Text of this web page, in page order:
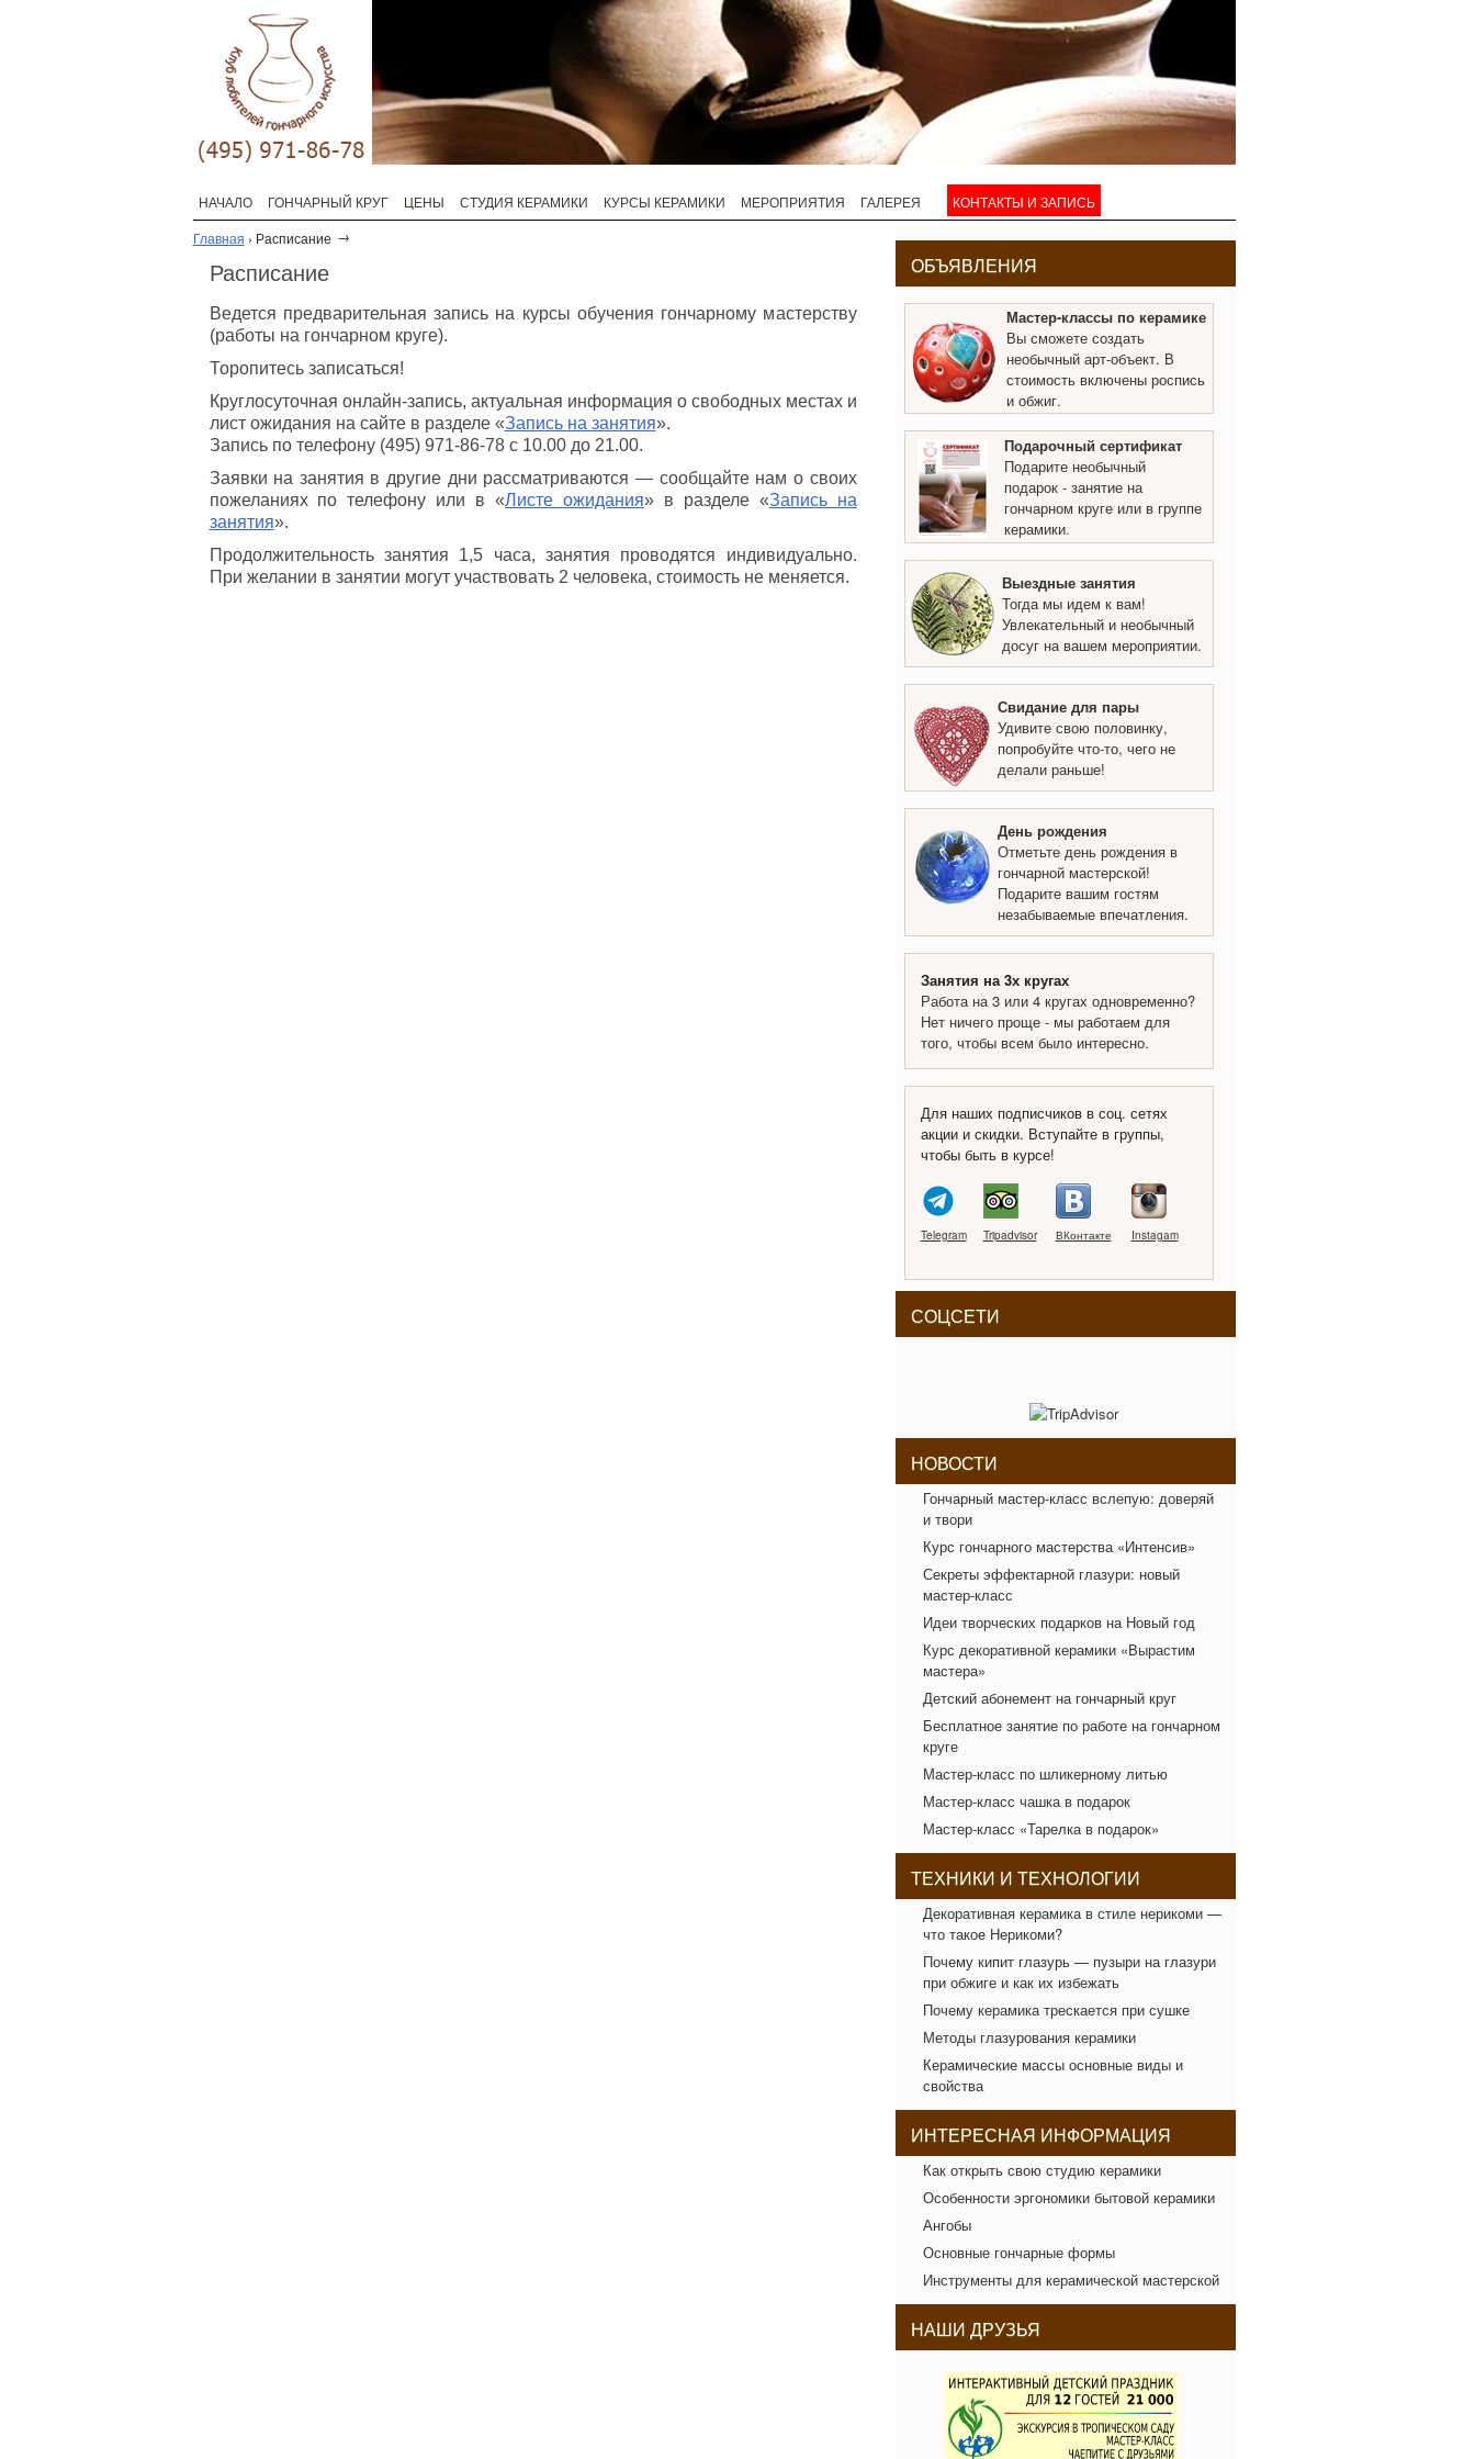
НАЧАЛО ГОНЧАРНЫЙ КРУГ ЦЕНЫ СТУДИЯ КЕРАМИКИ КУРСЫ КЕРАМИКИ МЕРОПРИЯТИЯ ГАЛЕРЕЯ
КОНТАКТЫ И ЗАПИСЬ
Главная › Расписание
Расписание
Ведется предварительная запись на курсы обучения гончарному мастерству
(работы на гончарном круге).
Торопитесь записаться!
Круглосуточная онлайн-запись, актуальная информация о свободных местах и
лист ожидания на сайте в разделе «Запись на занятия».
Запись по телефону (495) 971-86-78 с 10.00 до 21.00.
Заявки на занятия в другие дни рассматриваются — сообщайте нам о своих
пожеланиях по телефону или в «Листе ожидания» в разделе «Запись на
занятия».
Продолжительность занятия 1,5 часа, занятия проводятся индивидуально.
При желании в занятии могут участвовать 2 человека, стоимость не меняется.
ОБЪЯВЛЕНИЯ
Мастер-классы по керамике
Вы сможете создать
необычный арт-объект. В
стоимость включены роспись
и обжиг.
Подарочный сертификат
Подарите необычный
подарок - занятие на
гончарном круге или в группе
керамики.
Выездные занятия
Тогда мы идем к вам!
Увлекательный и необычный
досуг на вашем мероприятии.
Свидание для пары
Удивите свою половинку,
попробуйте что-то, чего не
делали раньше!
День рождения
Отметьте день рождения в
гончарной мастерской!
Подарите вашим гостям
незабываемые впечатления.
Занятия на 3х кругах
Работа на 3 или 4 кругах одновременно?
Нет ничего проще - мы работаем для
того, чтобы всем было интересно.
Для наших подписчиков в соц. сетях
акции и скидки. Вступайте в группы,
чтобы быть в курсе!
Telegram Tripadvisor ВКонтакте Instagam
СОЦСЕТИ
НОВОСТИ
Гончарный мастер-класс вслепую: доверяй
и твори
Курс гончарного мастерства «Интенсив»
Секреты эффектарной глазури: новый
мастер-класс
Идеи творческих подарков на Новый год
Курс декоративной керамики «Вырастим
мастера»
Детский абонемент на гончарный круг
Бесплатное занятие по работе на гончарном
круге
Мастер-класс по шликерному литью
Мастер-класс чашка в подарок
Мастер-класс «Тарелка в подарок»
ТЕХНИКИ И ТЕХНОЛОГИИ
Декоративная керамика в стиле нерикоми —
что такое Нерикоми?
Почему кипит глазурь — пузыри на глазури
при обжиге и как их избежать
Почему керамика трескается при сушке
Методы глазурования керамики
Керамические массы основные виды и
свойства
ИНТЕРЕСНАЯ ИНФОРМАЦИЯ
Как открыть свою студию керамики
Особенности эргономики бытовой керамики
Ангобы
Основные гончарные формы
Инструменты для керамической мастерской
НАШИ ДРУЗЬЯ